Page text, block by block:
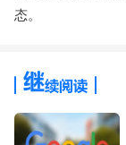
态。